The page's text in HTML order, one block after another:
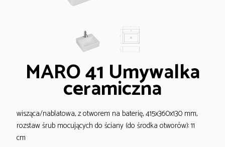
MARO 41 Umywalka
ceramiczna
wisząca/nablatowa, z otworem na baterię, 415x360x130 mm,
rozstaw śrub mocujących do ściany (do środka otworów): 11
cm